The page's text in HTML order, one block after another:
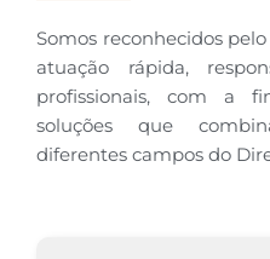
Somos reconhecidos
atuação rápida,
profissionais, com a
soluções que
diferentes campos do